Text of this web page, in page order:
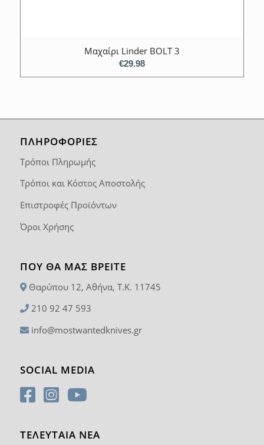
Μαχαίρι Linder BOLT 3
€29.98
ΠΛΗΡΟΦΟΡΙΕΣ
Τρόποι Πληρωμής
Τρόποι και Κόστος Αποστολής
Επιστροφές Προϊόντων
Όροι Χρήσης
ΠΟΥ ΘΑ ΜΑΣ ΒΡΕΊΤΕ
Θαρύπου 12, Αθήνα, T.K. 11745
210 92 47 593
info@mostwantedknives.gr
SOCIAL MEDIA
ΤΕΛΕΥΤΑΙΑ ΝΕΑ